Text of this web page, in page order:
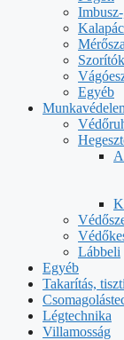
Egyéb
Lábbeli
Egyéb
Takarítás,
Légtechnika
Villamosság